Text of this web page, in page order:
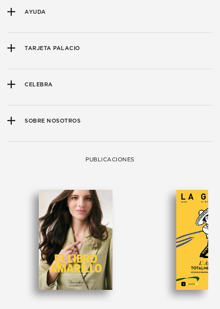
AYUDA
TARJETA PALACIO
CELEBRA
SOBRE NOSOTROS
PUBLICACIONES